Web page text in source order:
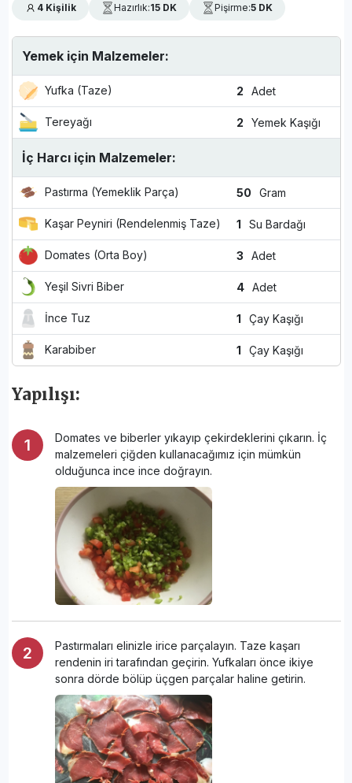
4 Kişilik Hazırlık:15 DK Pişirme:5 DK
Yemek için Malzemeler:
Yufka (Taze) 2 Adet
Tereyağı 2 Yemek Kaşığı
İç Harcı için Malzemeler:
Pastırma (Yemeklik Parça) 50 Gram
Kaşar Peyniri (Rendelenmiş Taze) 1 Su Bardağı
Domates (Orta Boy) 3 Adet
Yeşil Sivri Biber 4 Adet
İnce Tuz 1 Çay Kaşığı
Karabiber 1 Çay Kaşığı
Yapılışı:
Domates ve biberler yıkayıp çekirdeklerini çıkarın. İç
malzemeleri çiğden kullanacağımız için mümkün
olduğunca ince ince doğrayın.
Pastırmaları elinizle irice parçalayın. Taze kaşarı
rendenin iri tarafından geçirin. Yufkaları önce ikiye
sonra dörde bölüp üçgen parçalar haline getirin.